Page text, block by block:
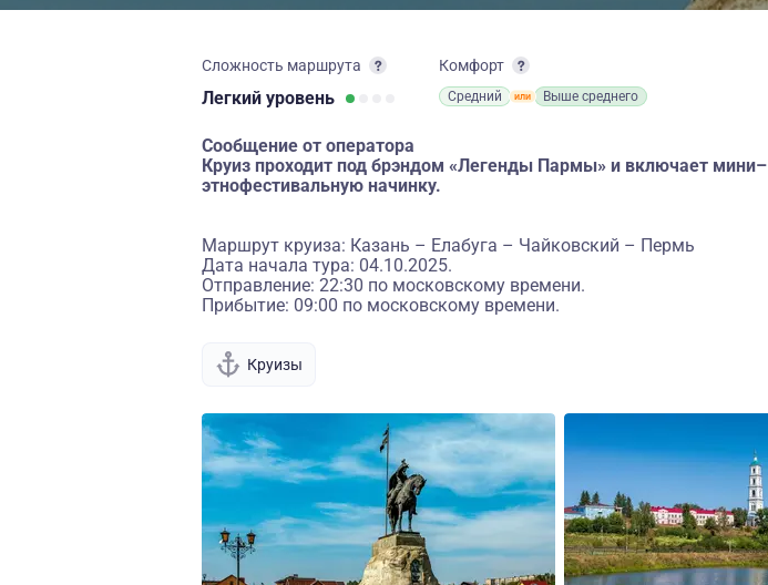
Сложность маршрута
Легкий уровень
Комфорт
Средний Выше среднего
Сообщение от оператора
Круиз проходит под брэндом «Легенды Пармы» и включает мини–
этнофестивальную начинку.
Маршрут круиза: Казань – Елабуга – Чайковский – Пермь
Дата начала тура: 04.10.2025.
Отправление: 22:30 по московскому времени.
Прибытие: 09:00 по московскому времени.
Круизы